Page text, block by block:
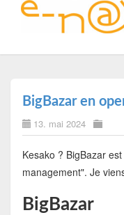
BigBazar en
13. mai 2024
Kesako ? BigBazar
management". Je
BigBazar